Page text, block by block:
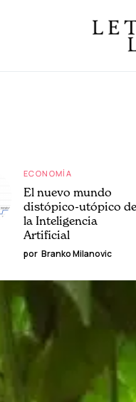
ECONOMÍA
El nuevo mundo
distópico-utópico de
la Inteligencia
Artificial
por Branko Milanovic